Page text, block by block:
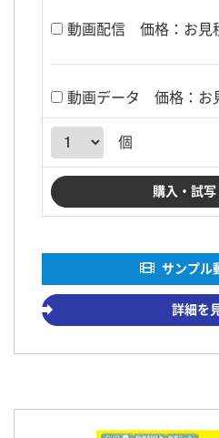
動画配信 価格：お見
動画データ 価格：お
個
サンプル
詳細を